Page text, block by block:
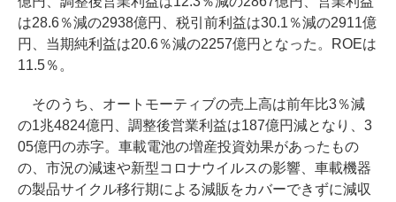
は28.6％減の2938億円、税引前利益は30.1％減の2911億
円、当期純利益は20.6％減の2257億円となった。ROEは
11.5％。
そのうち、オートモーティブの売上高は前年比3％減
の1兆4824億円、調整後営業利益は187億円減となり、3
05億円の赤字。車載電池の増産投資効果があったもの
の、市況の減速や新型コロナウイルスの影響、車載機器
の製品サイクル移行期による減販をカバーできずに減収